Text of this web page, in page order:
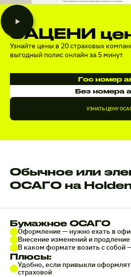
ЗАЦЕНИ
Узнайте цены в 20 страховых
выгодный полис онлайн за 5 минут
Гос номер
Без номера
УЗНАТЬ ЦЕНУ
Обычное или
ОСАГО на Holden
Бумажное ОСАГО
Оформление — нужно ехать в
Внесение изменений и
В каком формате возить с собой
Плюсы:
Удобно, если привыкли
страховой